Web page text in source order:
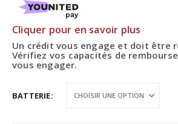
Cliquer pour en savoir plus
Un crédit vous engage et doit être
Vérifiez vos capacités de
vous engager.
BATTERIE